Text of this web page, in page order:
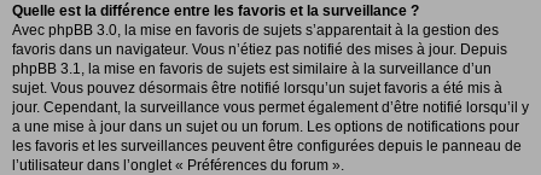
Quelle est la différence entre les favoris et la surveillance ?
Avec phpBB 3.0, la mise en favoris de sujets s’apparentait à la gestion des
favoris dans un navigateur. Vous n’étiez pas notifié des mises à jour. Depuis
phpBB 3.1, la mise en favoris de sujets est similaire à la surveillance d’un
sujet. Vous pouvez désormais être notifié lorsqu’un sujet favoris a été mis à
jour. Cependant, la surveillance vous permet également d’être notifié lorsqu’il y
a une mise à jour dans un sujet ou un forum. Les options de notifications pour
les favoris et les surveillances peuvent être configurées depuis le panneau de
l’utilisateur dans l’onglet « Préférences du forum ».